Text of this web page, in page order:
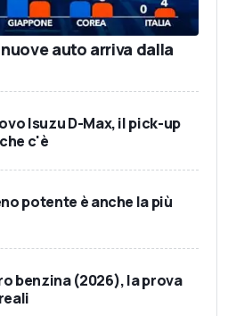
auto arriva dalla
Isuzu D-Max, il pick-up
c'è
potente è anche la più
benzina (2026), la prova